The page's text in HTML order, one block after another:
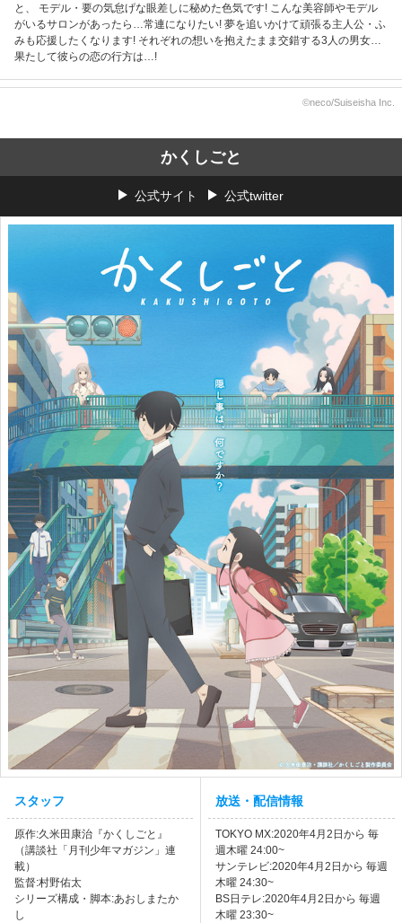
と、 モデル・要の気怠げな眼差しに秘めた色気です! こんな美容師やモデル
がいるサロンがあったら…常連になりたい! 夢を追いかけて頑張る主人公・ふ
みも応援したくなります! それぞれの想いを抱えたまま交錯する3人の男女…
果たして彼らの恋の行方は…!
©neco/Suiseisha Inc.
かくしごと
公式サイト 公式twitter
スタッフ
原作:久米田康治『かくしごと』
（講談社「月刊少年マガジン」連
載）
監督:村野佑太
シリーズ構成・脚本:あおしまたか
し
放送・配信情報
TOKYO MX:2020年4月2日から 毎
週木曜 24:00~
サンテレビ:2020年4月2日から 毎週
木曜 24:30~
BS日テレ:2020年4月2日から 毎週
木曜 23:30~